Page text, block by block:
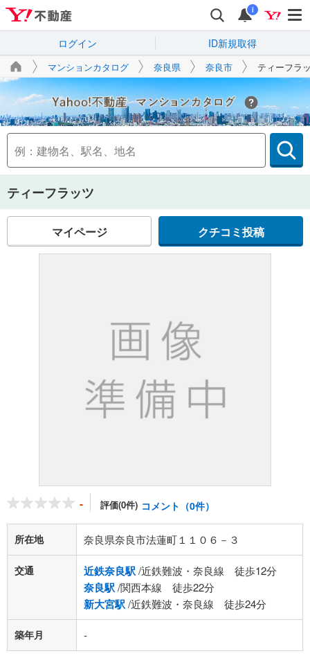
i
ログイン ID新規取得
マンションカタログ 奈良県 奈良市 ティーフラ
Yahoo!不動産
ティーフラッツ
マイページ クチコミ投稿
- 評価(0件) コメント（0件）
所在地 奈良県奈良市法蓮町１１０６－３
交通 近鉄奈良駅/近鉄難波・奈良線 徒歩12分
奈良駅/関西本線 徒歩22分
新大宮駅/近鉄難波・奈良線 徒歩24分
築年月 -